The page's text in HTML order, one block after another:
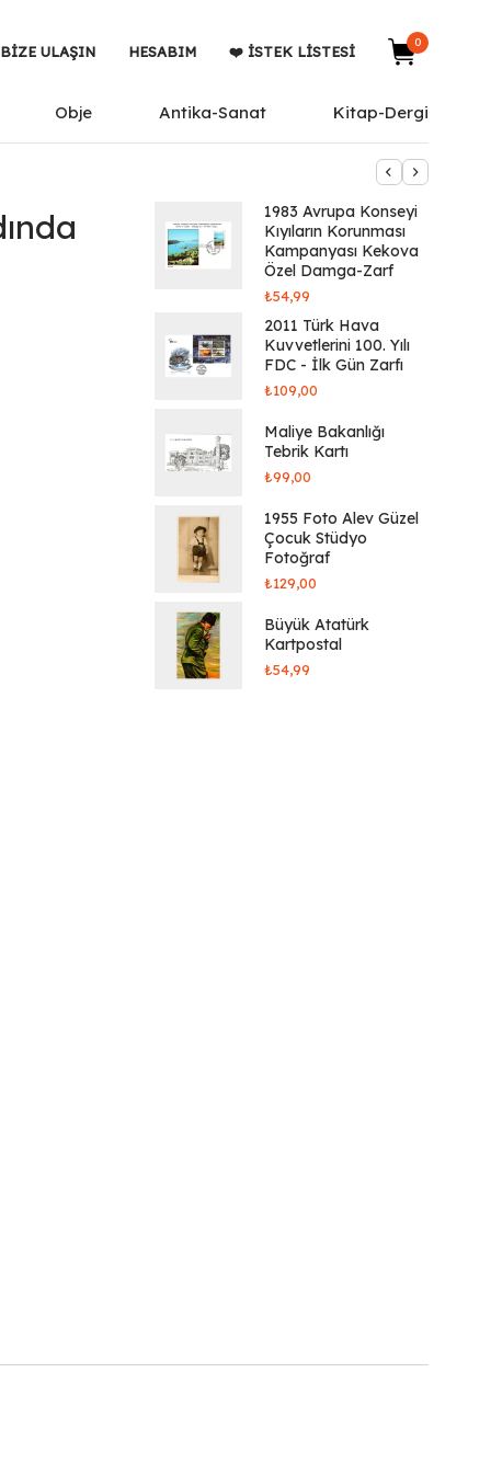
BIZE ULAŞIN HESABIM ❤️ İSTEK LISTESI
0
Obje Antika-Sanat Kitap-Dergi
1983 Avrupa Konseyi
Kıyıların Korunması
Kampanyası Kekova
Özel Damga-Zarf
₺54,99
2011 Türk Hava
Kuvvetlerini 100. Yılı
FDC - İlk Gün Zarfı
₺109,00
Maliye Bakanlığı
Tebrik Kartı
₺99,00
1955 Foto Alev Güzel
Çocuk Stüdyo
Fotoğraf
₺129,00
Büyük Atatürk
Kartpostal
₺54,99